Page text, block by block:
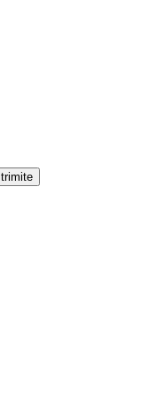
trimite